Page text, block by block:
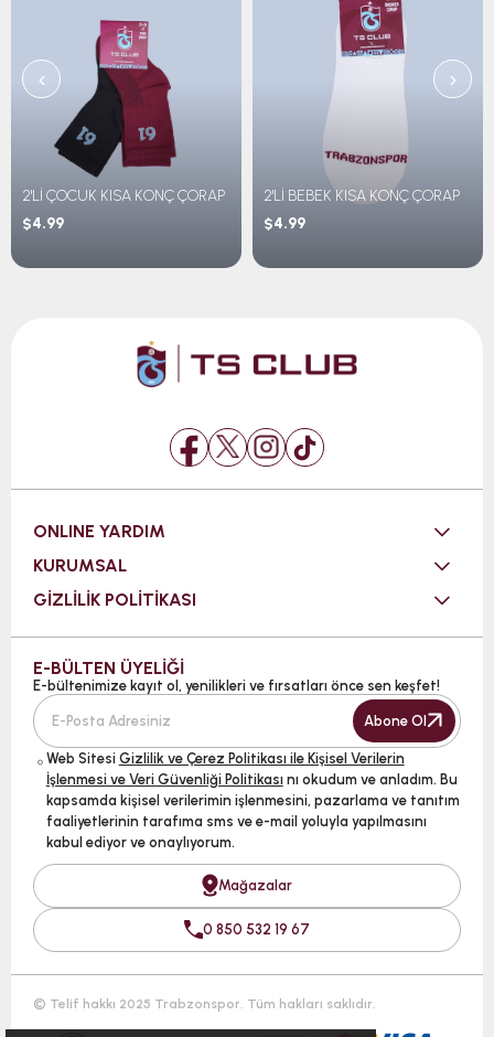
2'Lİ ÇOCUK KISA KONÇ ÇORAP
$4.99
2'Lİ BEBEK KISA KONÇ ÇORAP
$4.99
‹ ›
ONLINE YARDIM
KURUMSAL
GİZLİLİK POLİTİKASI
E-BÜLTEN ÜYELİĞİ
E-bültenimize kayıt ol, yenilikleri ve fırsatları önce sen keşfet!
Abone Ol
Web Sitesi Gizlilik ve Çerez Politikası ile Kişisel Verilerin
İşlenmesi ve Veri Güvenliği Politikası nı okudum ve anladım. Bu
kapsamda kişisel verilerimin işlenmesini, pazarlama ve tanıtım
faaliyetlerinin tarafıma sms ve e-mail yoluyla yapılmasını
kabul ediyor ve onaylıyorum.
Mağazalar
0 850 532 19 67
© Telif hakkı 2025 Trabzonspor. Tüm hakları saklıdır.